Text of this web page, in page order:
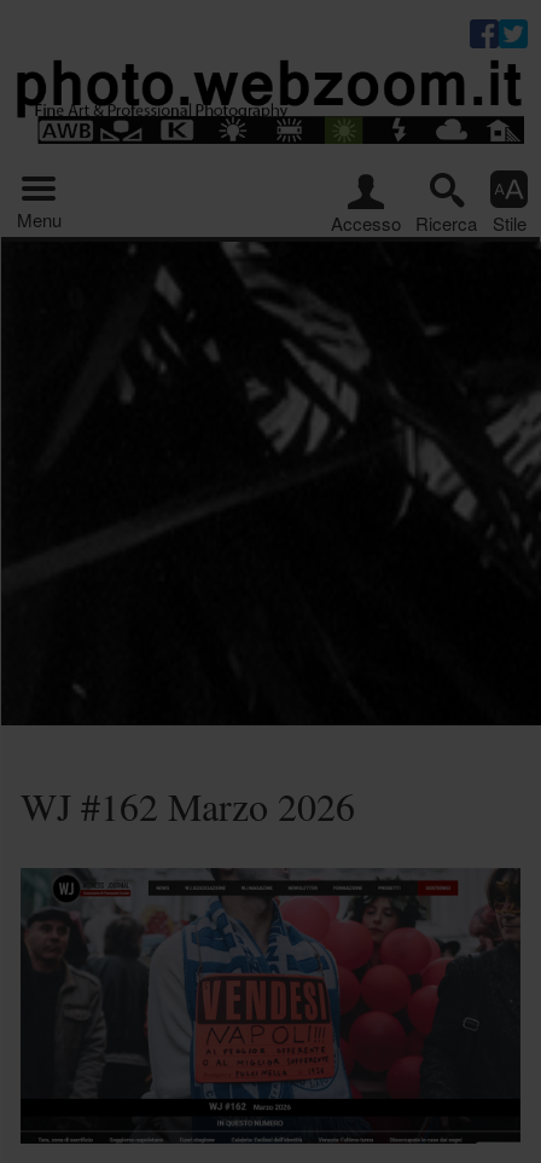
Menu principale
Menu
Riquadro
Accesso Ricerca Stile
WJ #162 Marzo 2026